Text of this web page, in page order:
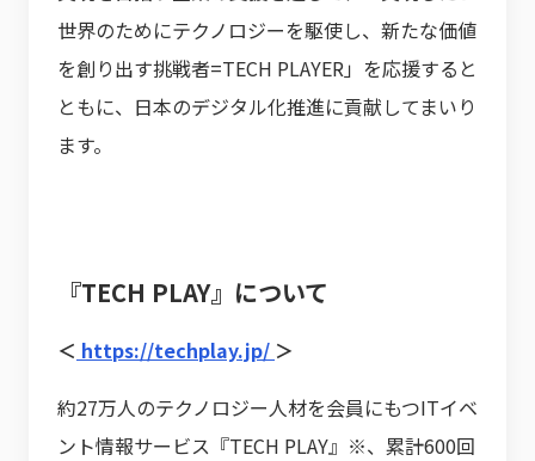
世界のためにテクノロジーを駆使し、新たな価値
を創り出す挑戦者=TECH PLAYER」を応援すると
ともに、日本のデジタル化推進に貢献してまいり
ます。
『TECH PLAY』について
＜ https://techplay.jp/ ＞
約27万人のテクノロジー人材を会員にもつITイベ
ント情報サービス『TECH PLAY』※、累計600回